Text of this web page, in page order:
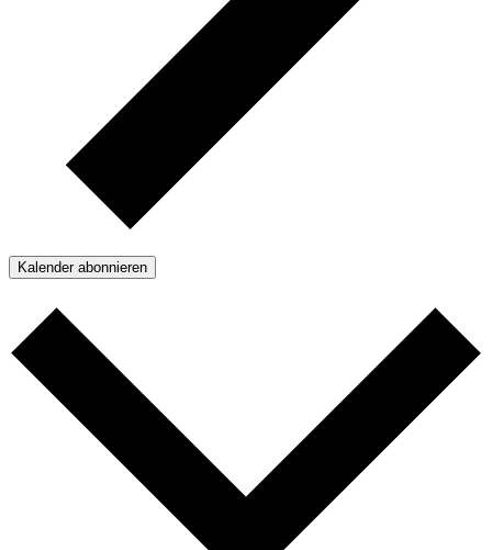
Kalender abonnieren